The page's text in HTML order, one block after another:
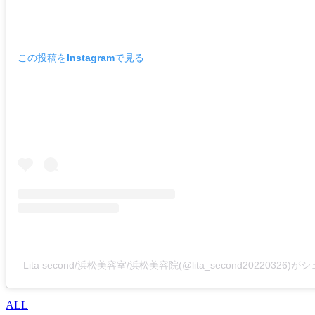
この投稿をInstagramで見る
Lita second/浜松美容室/浜松美容院(@lita_second20220326)がシ
ALL